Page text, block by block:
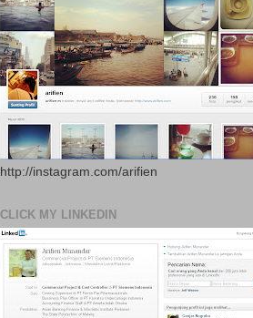
http://instagram.com/arifien
CLICK MY LINKEDIN